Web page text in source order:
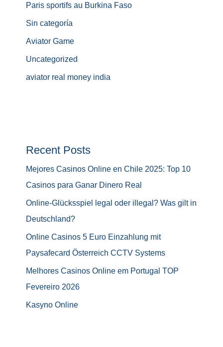
Paris sportifs au Burkina Faso
Sin categoría
Aviator Game
Uncategorized
aviator real money india
Recent Posts
Mejores Casinos Online en Chile 2025: Top 10
Casinos para Ganar Dinero Real
Online-Glücksspiel legal oder illegal? Was gilt in
Deutschland?
Online Casinos 5 Euro Einzahlung mit
Paysafecard Österreich CCTV Systems
Melhores Casinos Online em Portugal TOP
Fevereiro 2026
Kasyno Online